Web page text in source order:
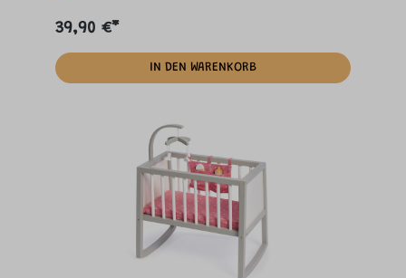
39,90 €*
IN DEN WARENKORB